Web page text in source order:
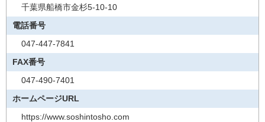
千葉県船橋市金杉5-10-10
電話番号
047-447-7841
FAX番号
047-490-7401
ホームページURL
https://www.soshintosho.com